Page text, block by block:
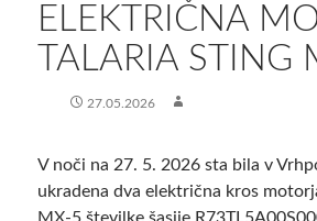
ELEKTRIČNA
TALARIA STING
27.05.2026
V noči na 27. 5. 2026 sta bila v
ukradena dva električna kros